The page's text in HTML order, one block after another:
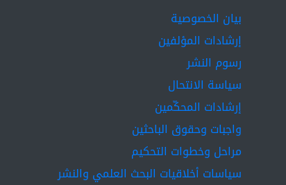
بيان الخصوصية
إرشادات المؤلفين
رسوم النشر
سياسة الانتحال
إرشادات المحكّمين
واجبات وحقوق الباحثين
مراحل وخطوات التحكيم
سياسات أخلاقيات البحث العلمي والنشر